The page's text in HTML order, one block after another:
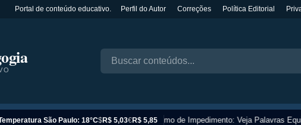
Portal de conteúdo educativo. Perfil do Autor Correções Política Editorial
São Paulo: 18°C$R$ 5,03€R$ 5,85
Sinônimo de Impedimento: Veja Palavras